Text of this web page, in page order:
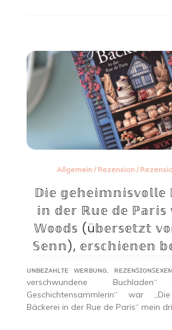
Allgemein / Rezension /
𝔻𝕚𝕖 𝕘𝕖𝕙𝕖𝕚𝕞𝕟𝕚𝕤𝕧𝕠𝕝𝕝𝕖
𝕚𝕟 𝕕𝕖𝕣 ℝ𝕦𝕖 𝕕𝕖 ℙ𝕒𝕣𝕚𝕤
𝕎𝕠𝕠𝕕𝕤 (ü𝕓𝕖𝕣𝕤𝕖𝕥𝕫𝕥
𝕊𝕖𝕟𝕟), 𝕖𝕣𝕤𝕔𝕙𝕚𝕖𝕟𝕖𝕟
ᴜɴʙᴇᴢᴀʜʟᴛᴇ ᴡᴇʀʙᴜɴɢ,
verschwundene
Geschichtensammlerin“ war
Bäckerei in der Rue de Paris“ mein